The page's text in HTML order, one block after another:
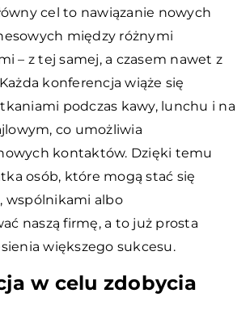
cel to nawiązanie nowych
między różnymi
– z tej samej, a czasem nawet z
konferencja wiąże się
podczas kawy, lunchu i na
co umożliwia
kontaktów. Dzięki temu
osób, które mogą stać się
wspólnikami albo
naszą firmę, a to już prosta
większego sukcesu.
w celu zdobycia